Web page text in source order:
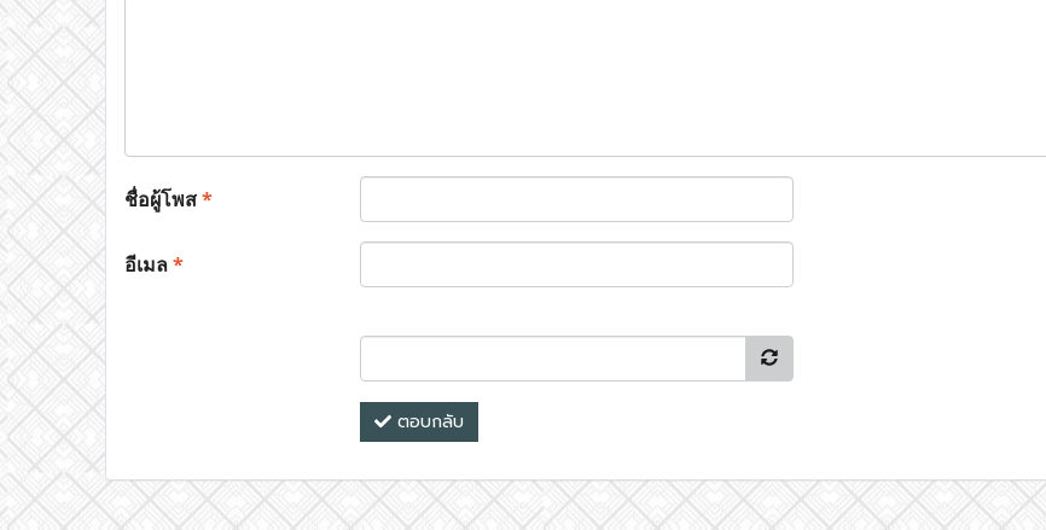
ชื่อผู้โพส*
อีเมล*
ตอบกลับ